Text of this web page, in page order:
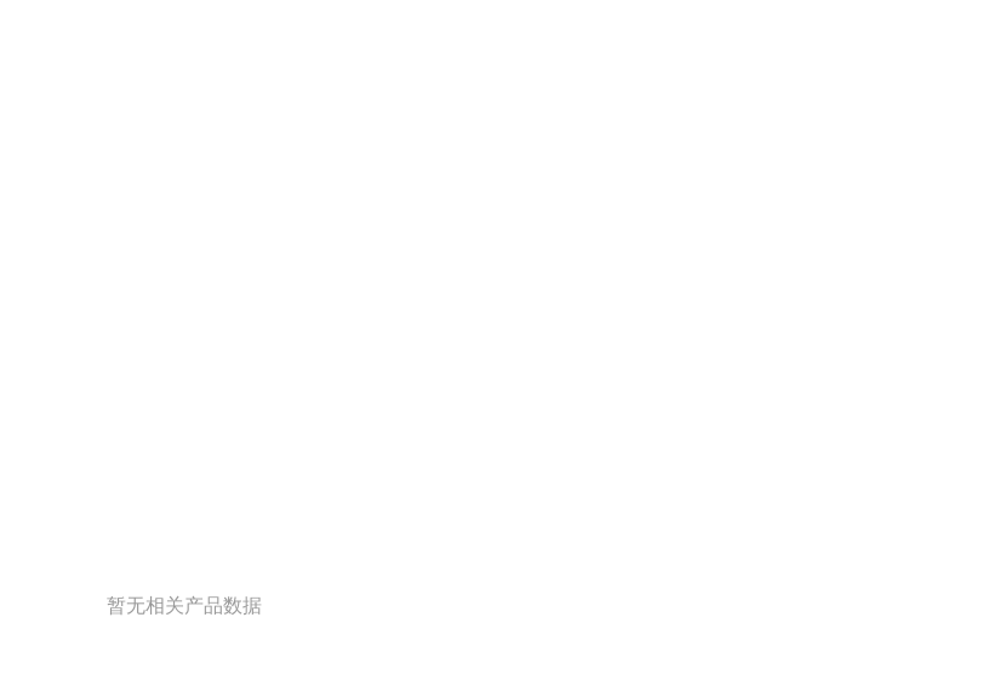
暂无相关产品数据